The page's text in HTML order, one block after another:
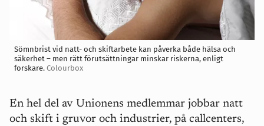
Sömnbrist vid natt- och skiftarbete kan påverka både hälsa och
säkerhet – men rätt förutsättningar minskar riskerna, enligt
forskare. Colourbox
En hel del av Unionens medlemmar jobbar natt
och skift i gruvor och industrier, på callcenters,